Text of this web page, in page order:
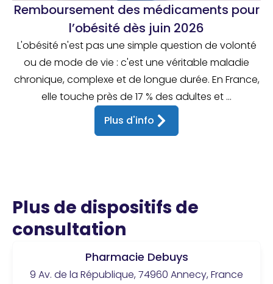
Remboursement des médicaments pour
l’obésité dès juin 2026
L'obésité n'est pas une simple question de volonté
ou de mode de vie : c'est une véritable maladie
chronique, complexe et de longue durée. En France,
elle touche près de 17 % des adultes et ...
Plus d'info
Plus de dispositifs de
consultation
Pharmacie Debuys
9 Av. de la République, 74960 Annecy, France